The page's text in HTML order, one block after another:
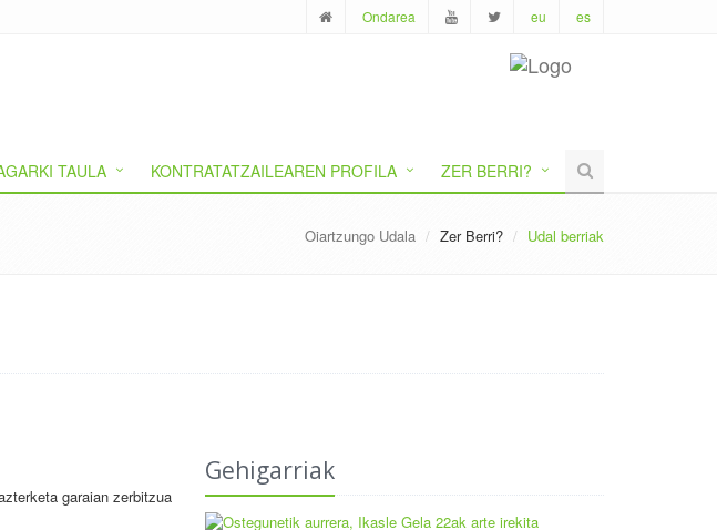
Ondarea eu es
TAULA KONTRATATZAILEAREN PROFILA ZER BERRI?
Oiartzungo Udala Zer Berri? Udal berriak
garaian zerbitzua
Gehigarriak